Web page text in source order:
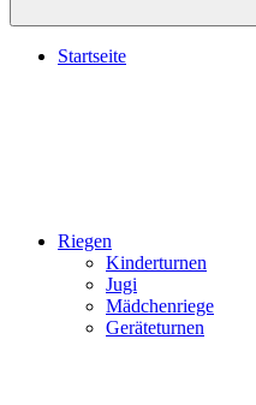
Startseite
Riegen
Kinderturnen
Jugi
Mädchenriege
Geräteturnen